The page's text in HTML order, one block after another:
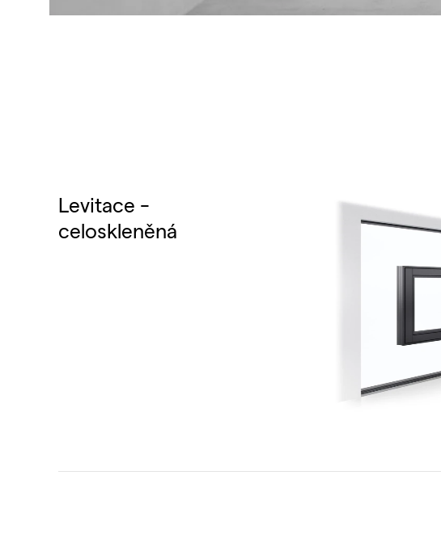
Levitace -
celoskleněná